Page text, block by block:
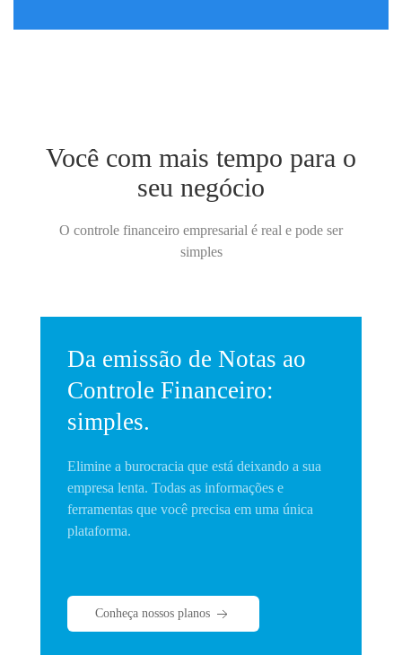
Você com mais tempo para o
seu negócio
O controle financeiro empresarial é real e pode ser
simples
Da emissão de Notas ao
Controle Financeiro:
simples.
Elimine a burocracia que está deixando a sua
empresa lenta. Todas as informações e
ferramentas que você precisa em uma única
plataforma.
Conheça nossos planos